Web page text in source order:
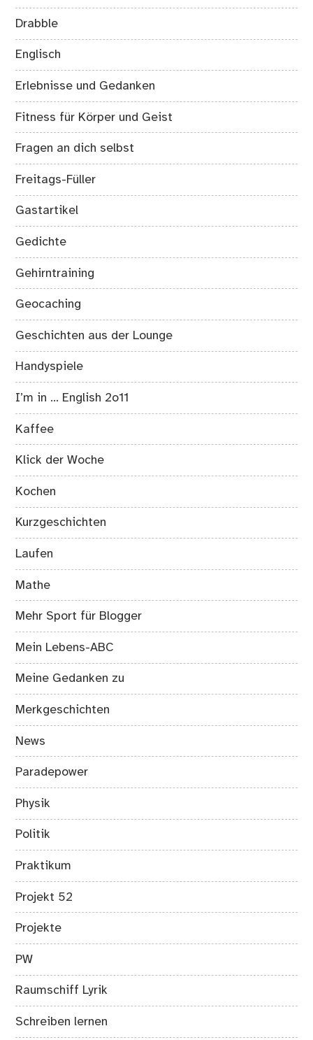
Drabble
Englisch
Erlebnisse und Gedanken
Fitness für Körper und Geist
Fragen an dich selbst
Freitags-Füller
Gastartikel
Gedichte
Gehirntraining
Geocaching
Geschichten aus der Lounge
Handyspiele
I’m in … English 2o11
Kaffee
Klick der Woche
Kochen
Kurzgeschichten
Laufen
Mathe
Mehr Sport für Blogger
Mein Lebens-ABC
Meine Gedanken zu
Merkgeschichten
News
Paradepower
Physik
Politik
Praktikum
Projekt 52
Projekte
PW
Raumschiff Lyrik
Schreiben lernen